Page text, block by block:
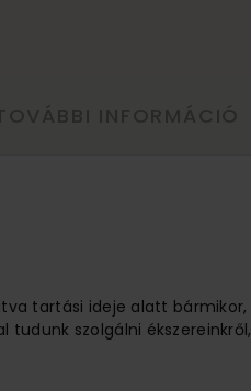
tartási ideje alatt
szolgálni